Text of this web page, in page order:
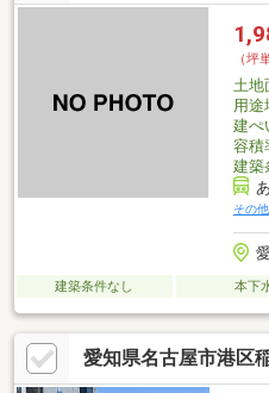
認ください！ジョイナスカンパ
で
（坪
土地
用途
建ぺ
容積
建築
その
建築条件なし 本下
愛知県名古屋市港区